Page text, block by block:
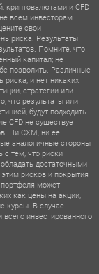
криптовалютами и CFD
всем инвесторам.
свои
риска. Результаты
Помните, что
капитал; не
позволить. Различные
риска, и нет никаких
стратегии или
что результаты или
будут подходить
CFD не существует
Ни CXM, ни её
аналогичные стороны
с тем, что риски
достаточными
рисков и покрытия
может
как цены на акции,
курсы. В случае
инвестированного